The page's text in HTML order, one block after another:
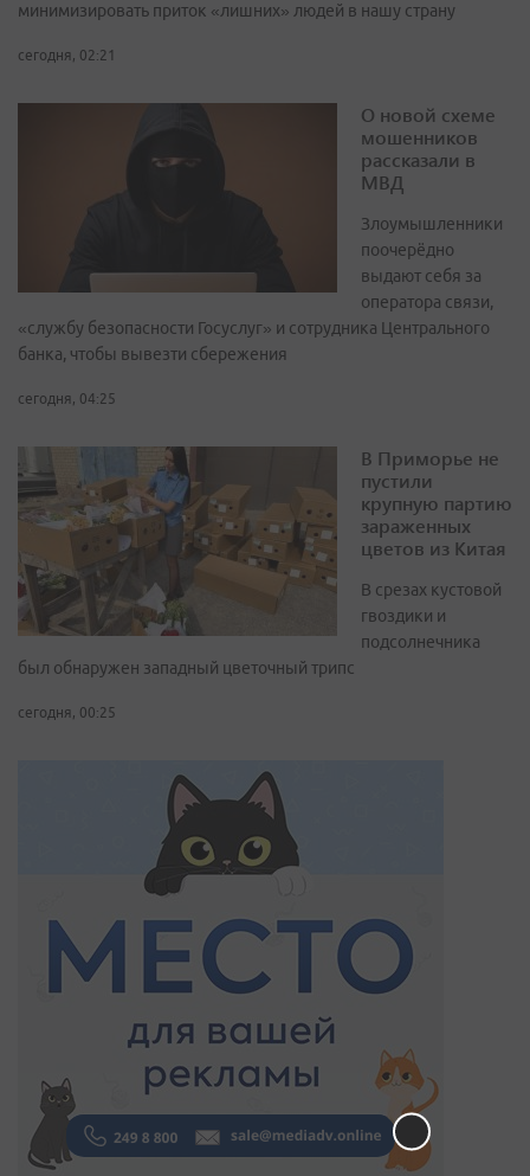
минимизировать приток «лишних» людей в нашу страну
сегодня, 02:21
О новой схеме
мошенников
рассказали в
МВД
Злоумышленники
поочерёдно
выдают себя за
оператора связи,
«службу безопасности Госуслуг» и сотрудника Центрального
банка, чтобы вывезти сбережения
сегодня, 04:25
В Приморье не
пустили
крупную партию
зараженных
цветов из Китая
В срезах кустовой
гвоздики и
подсолнечника
был обнаружен западный цветочный трипс
сегодня, 00:25